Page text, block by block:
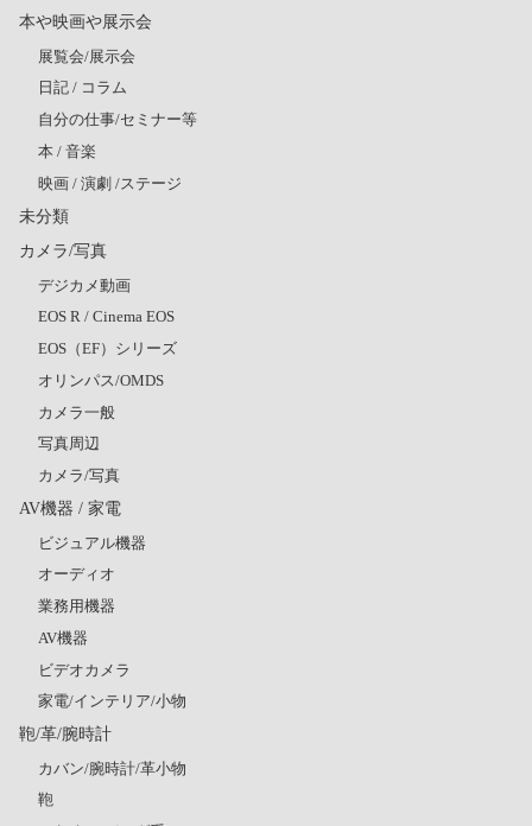
本や映画や展示会
展覧会/展示会
日記 / コラム
自分の仕事/セミナー等
本 / 音楽
映画 / 演劇 /ステージ
未分類
カメラ/写真
デジカメ動画
EOS R / Cinema EOS
EOS（EF）シリーズ
オリンパス/OMDS
カメラ一般
写真周辺
カメラ/写真
AV機器 / 家電
ビジュアル機器
オーディオ
業務用機器
AV機器
ビデオカメラ
家電/インテリア/小物
鞄/革/腕時計
カバン/腕時計/革小物
鞄